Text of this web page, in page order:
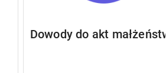
Dowody do akt małżeństw